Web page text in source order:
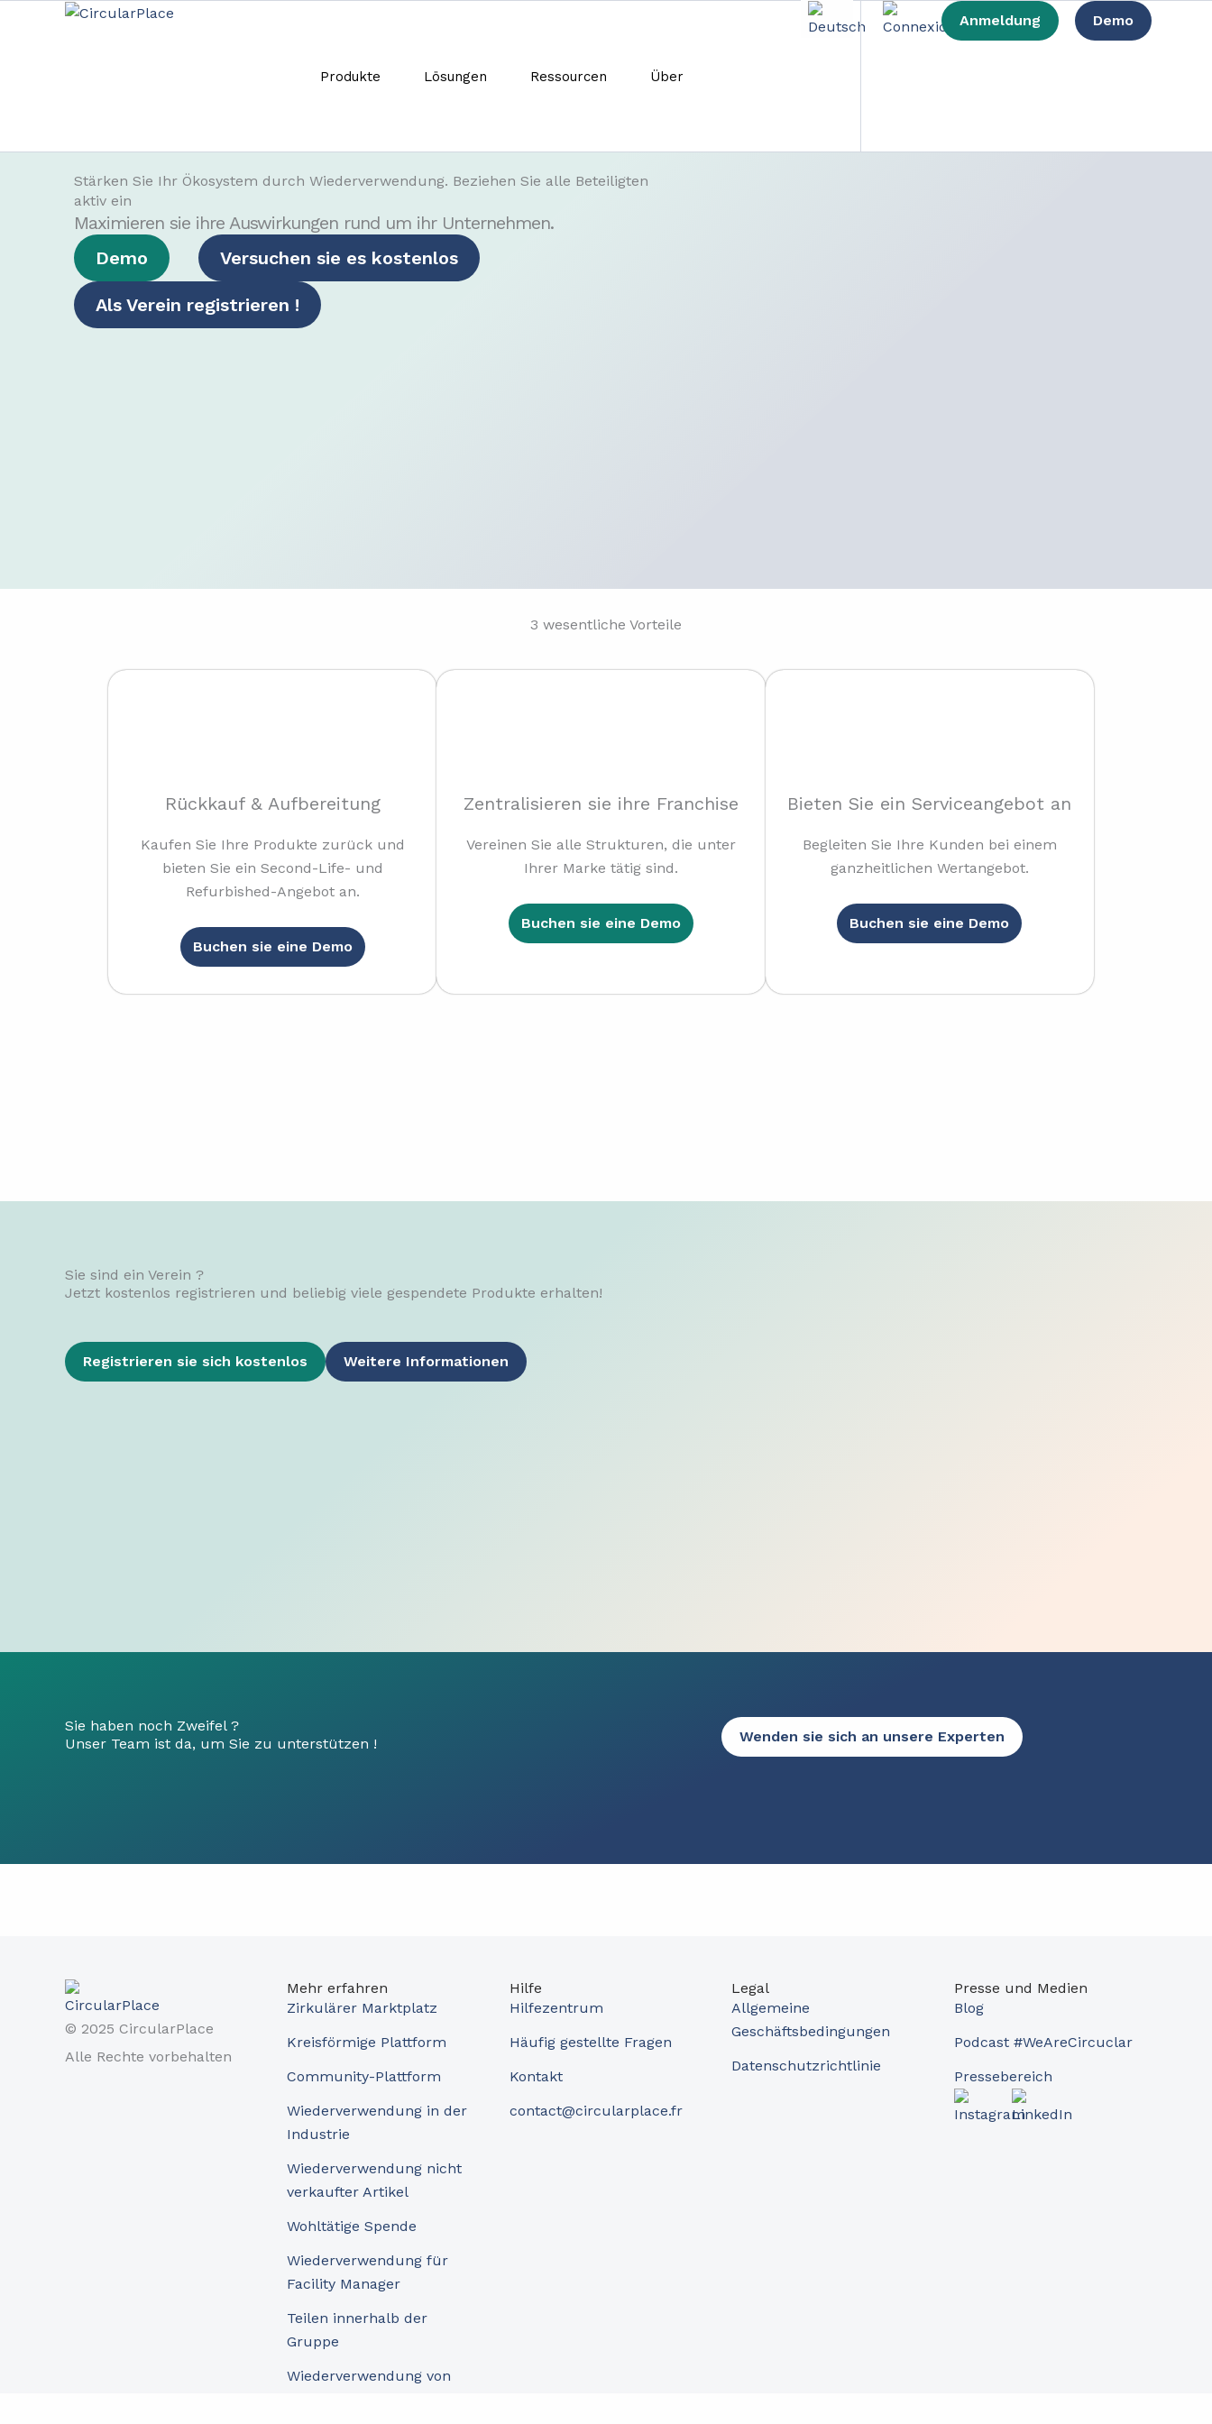
Produkte Lösungen Ressourcen Über
Anmeldung Demo
Stärken Sie Ihr Ökosystem durch Wiederverwendung. Beziehen Sie alle Beteiligten
aktiv ein
Maximieren sie ihre Auswirkungen rund um ihr Unternehmen.
Demo
Versuchen sie es kostenlos
Als Verein registrieren !
3 wesentliche Vorteile
Rückkauf & Aufbereitung
Kaufen Sie Ihre Produkte zurück und
bieten Sie ein Second-Life- und
Refurbished-Angebot an.
Buchen sie eine Demo
Zentralisieren sie ihre Franchise
Vereinen Sie alle Strukturen, die unter
Ihrer Marke tätig sind.
Buchen sie eine Demo
Bieten Sie ein Serviceangebot an
Begleiten Sie Ihre Kunden bei einem
ganzheitlichen Wertangebot.
Buchen sie eine Demo
Sie sind ein Verein ?
Jetzt kostenlos registrieren und beliebig viele gespendete Produkte erhalten!
Registrieren sie sich kostenlos Weitere Informationen
Sie haben noch Zweifel ?
Unser Team ist da, um Sie zu unterstützen !
Wenden sie sich an unsere Experten
© 2025 CircularPlace
Alle Rechte vorbehalten
Mehr erfahren
Zirkulärer Marktplatz
Kreisförmige Plattform
Community-Plattform
Wiederverwendung in der
Industrie
Wiederverwendung nicht
verkaufter Artikel
Wohltätige Spende
Wiederverwendung für
Facility Manager
Teilen innerhalb der
Gruppe
Wiederverwendung von
Hilfe
Hilfezentrum
Häufig gestellte Fragen
Kontakt
contact@circularplace.fr
Legal
Allgemeine
Geschäftsbedingungen
Datenschutzrichtlinie
Presse und Medien
Blog
Podcast #WeAreCircuclar
Pressebereich